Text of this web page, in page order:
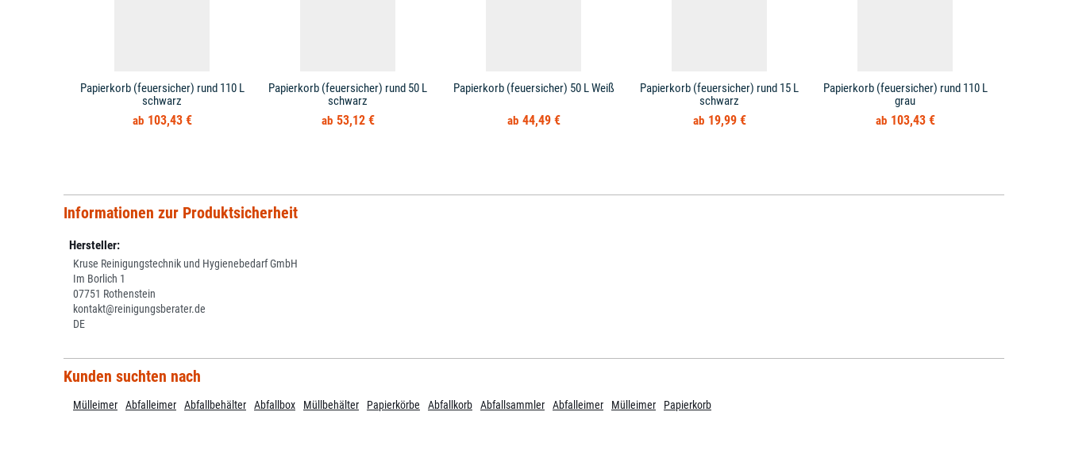
Papierkorb (feuersicher) rund 110 L
schwarz
103,43 €
Papierkorb (feuersicher) rund 50 L
schwarz
53,12 €
Papierkorb (feuersicher) 50 L Weiß
44,49 €
Papierkorb (feuersicher) rund 15 L
schwarz
19,99 €
Papierkorb (feuersicher) rund 110 L
grau
103,43 €
Informationen zur Produktsicherheit
Hersteller:
Kruse Reinigungstechnik und Hygienebedarf GmbH
Im Borlich 1
07751 Rothenstein
kontakt@reinigungsberater.de
DE
Kunden suchten nach
Mülleimer Abfalleimer Abfallbehälter Abfallbox Müllbehälter Papierkörbe Abfallkorb Abfallsammler Abfalleimer Mülleimer Papierkorb